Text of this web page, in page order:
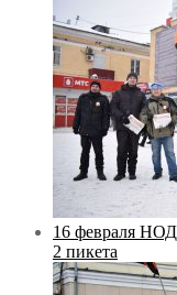
16 февраля
2 пикета